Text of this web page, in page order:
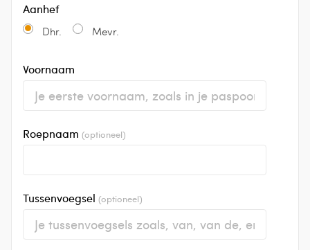
Aanhef
Dhr. Mevr.
Voornaam
Roepnaam (optioneel)
Tussenvoegsel (optioneel)